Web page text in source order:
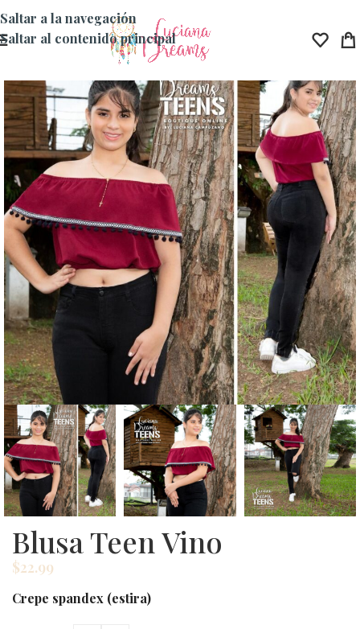
Saltar a la navegación
Saltar al contenido principal
Blusa Teen Vino
$22.99
Crepe spandex (estira)